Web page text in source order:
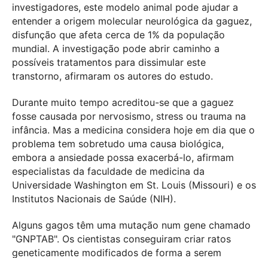
investigadores, este modelo animal pode ajudar a
entender a origem molecular neurológica da gaguez,
disfunção que afeta cerca de 1% da população
mundial. A investigação pode abrir caminho a
possíveis tratamentos para dissimular este
transtorno, afirmaram os autores do estudo.
Durante muito tempo acreditou-se que a gaguez
fosse causada por nervosismo, stress ou trauma na
infância. Mas a medicina considera hoje em dia que o
problema tem sobretudo uma causa biológica,
embora a ansiedade possa exacerbá-lo, afirmam
especialistas da faculdade de medicina da
Universidade Washington em St. Louis (Missouri) e os
Institutos Nacionais de Saúde (NIH).
Alguns gagos têm uma mutação num gene chamado
"GNPTAB". Os cientistas conseguiram criar ratos
geneticamente modificados de forma a serem